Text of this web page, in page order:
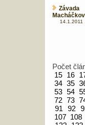
Závada
14.1.2011
Počet
15 16
34 35
53 54
72 73
91
92
107 108